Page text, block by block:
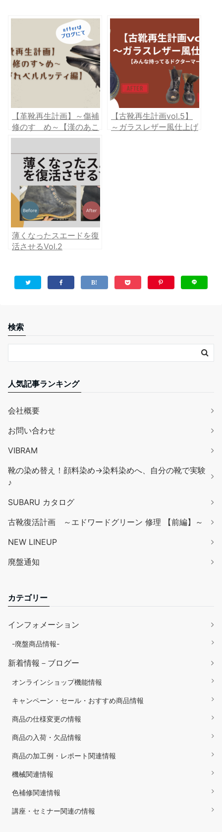
【革靴再生計画】～傷補
修のすゝめ～【漢のあこ
がれベルルッティ編】
【古靴再生計画vol.5】
～ガラスレザー風仕上げ
薄くなったスエードを復
活させるVol.2
検索
人気記事ランキング
会社概要
お問い合わせ
VIBRAM
靴の染め替え！顔料染め→染料染めへ、自分の靴で実験
♪
SUBARU カタログ
古靴復活計画 ～エドワードグリーン 修理 【前編】～
NEW LINEUP
廃盤通知
カテゴリー
インフォメーション
-廃盤商品情報-
新着情報－ブログー
オンラインショップ機能情報
キャンペーン・セール・おすすめ商品情報
商品の仕様変更の情報
商品の入荷・欠品情報
商品の加工例・レポート関連情報
機械関連情報
色補修関連情報
講座・セミナー関連の情報